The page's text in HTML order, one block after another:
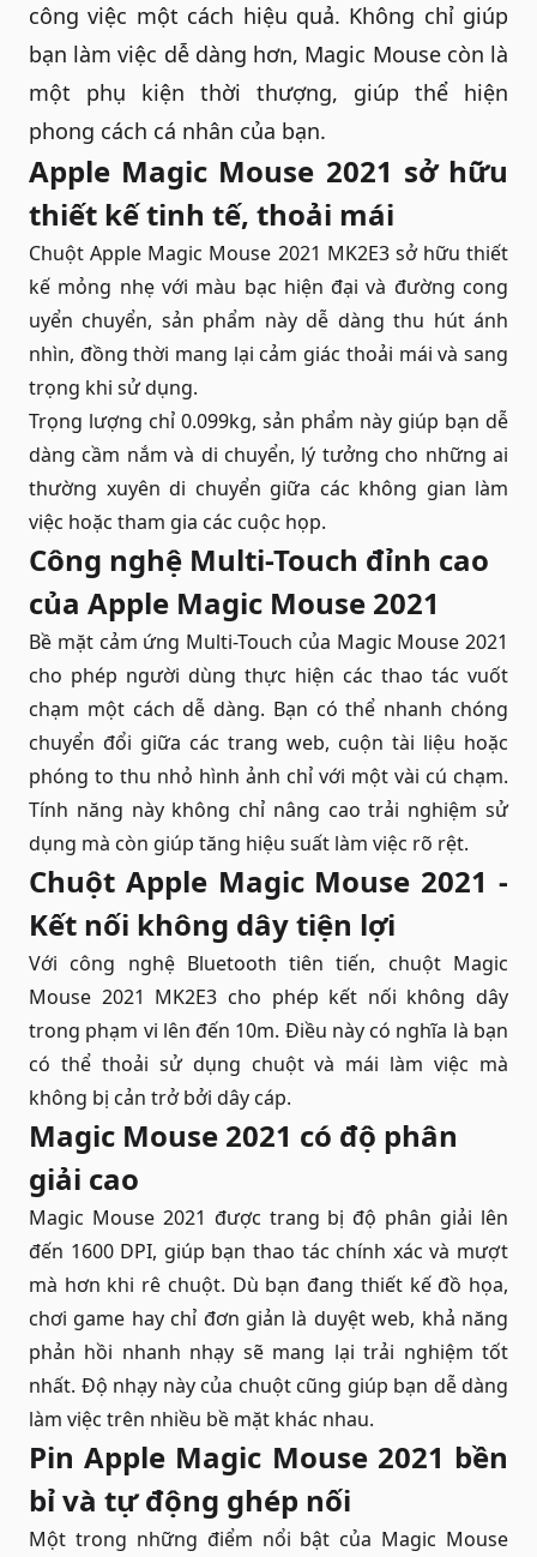
công việc một cách hiệu quả. Không chỉ giúp
bạn làm việc dễ dàng hơn, Magic Mouse còn là
một phụ kiện thời thượng, giúp thể hiện
phong cách cá nhân của bạn.
Apple Magic Mouse 2021 sở hữu
thiết kế tinh tế, thoải mái
Chuột Apple Magic Mouse 2021 MK2E3 sở hữu thiết
kế mỏng nhẹ với màu bạc hiện đại và đường cong
uyển chuyển, sản phẩm này dễ dàng thu hút ánh
nhìn, đồng thời mang lại cảm giác thoải mái và sang
trọng khi sử dụng.
Trọng lượng chỉ 0.099kg, sản phẩm này giúp bạn dễ
dàng cầm nắm và di chuyển, lý tưởng cho những ai
thường xuyên di chuyển giữa các không gian làm
việc hoặc tham gia các cuộc họp.
Công nghệ Multi-Touch đỉnh cao
của Apple Magic Mouse 2021
Bề mặt cảm ứng Multi-Touch của Magic Mouse 2021
cho phép người dùng thực hiện các thao tác vuốt
chạm một cách dễ dàng. Bạn có thể nhanh chóng
chuyển đổi giữa các trang web, cuộn tài liệu hoặc
phóng to thu nhỏ hình ảnh chỉ với một vài cú chạm.
Tính năng này không chỉ nâng cao trải nghiệm sử
dụng mà còn giúp tăng hiệu suất làm việc rõ rệt.
Chuột Apple Magic Mouse 2021 -
Kết nối không dây tiện lợi
Với công nghệ Bluetooth tiên tiến, chuột Magic
Mouse 2021 MK2E3 cho phép kết nối không dây
trong phạm vi lên đến 10m. Điều này có nghĩa là bạn
có thể thoải sử dụng chuột và mái làm việc mà
không bị cản trở bởi dây cáp.
Magic Mouse 2021 có độ phân
giải cao
Magic Mouse 2021 được trang bị độ phân giải lên
đến 1600 DPI, giúp bạn thao tác chính xác và mượt
mà hơn khi rê chuột. Dù bạn đang thiết kế đồ họa,
chơi game hay chỉ đơn giản là duyệt web, khả năng
phản hồi nhanh nhạy sẽ mang lại trải nghiệm tốt
nhất. Độ nhạy này của chuột cũng giúp bạn dễ dàng
làm việc trên nhiều bề mặt khác nhau.
Pin Apple Magic Mouse 2021 bền
bỉ và tự động ghép nối
Một trong những điểm nổi bật của Magic Mouse